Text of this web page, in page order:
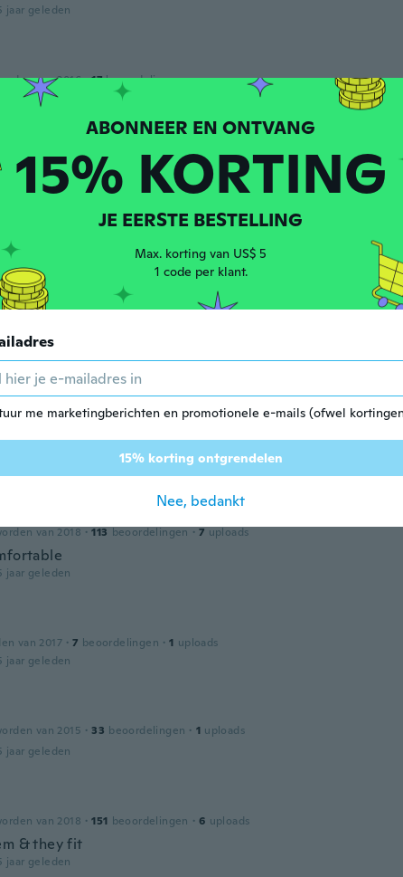
jaar geleden
van 2016 · 17 beoordelingen
geleden
van 2019 · 15 beoordelingen
jaar geleden
van 2018
beoordelingen
geleden
van 2017
geleden
van 2019 · 66 beoordelingen
geleden
van 2018 · 113 beoordelingen · 7 uploads
jaar geleden
van 2017 · 7 beoordelingen · 1 uploads
jaar geleden
van 2015 · 33 beoordelingen · 1 uploads
jaar geleden
van 2018 · 151 beoordelingen · 6 uploads
& they fit
jaar geleden
15% KORTING
JE EERSTE BESTELLING
Max. korting van US$ 5
1 code per klant.
me marketingberichten en promotionele e-mails (ofwel
15% korting ontgrendelen
Nee, bedankt